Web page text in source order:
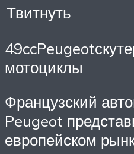
Твитнуть
мотоциклы
Французский
Peugeot
европейском